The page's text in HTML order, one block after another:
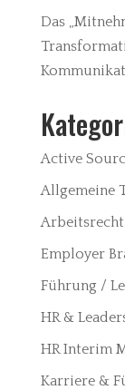
Das
Active
Allgemeine
Arbeitsrecht
Employer
Führung /
HR &
HR Interim
Karriere &